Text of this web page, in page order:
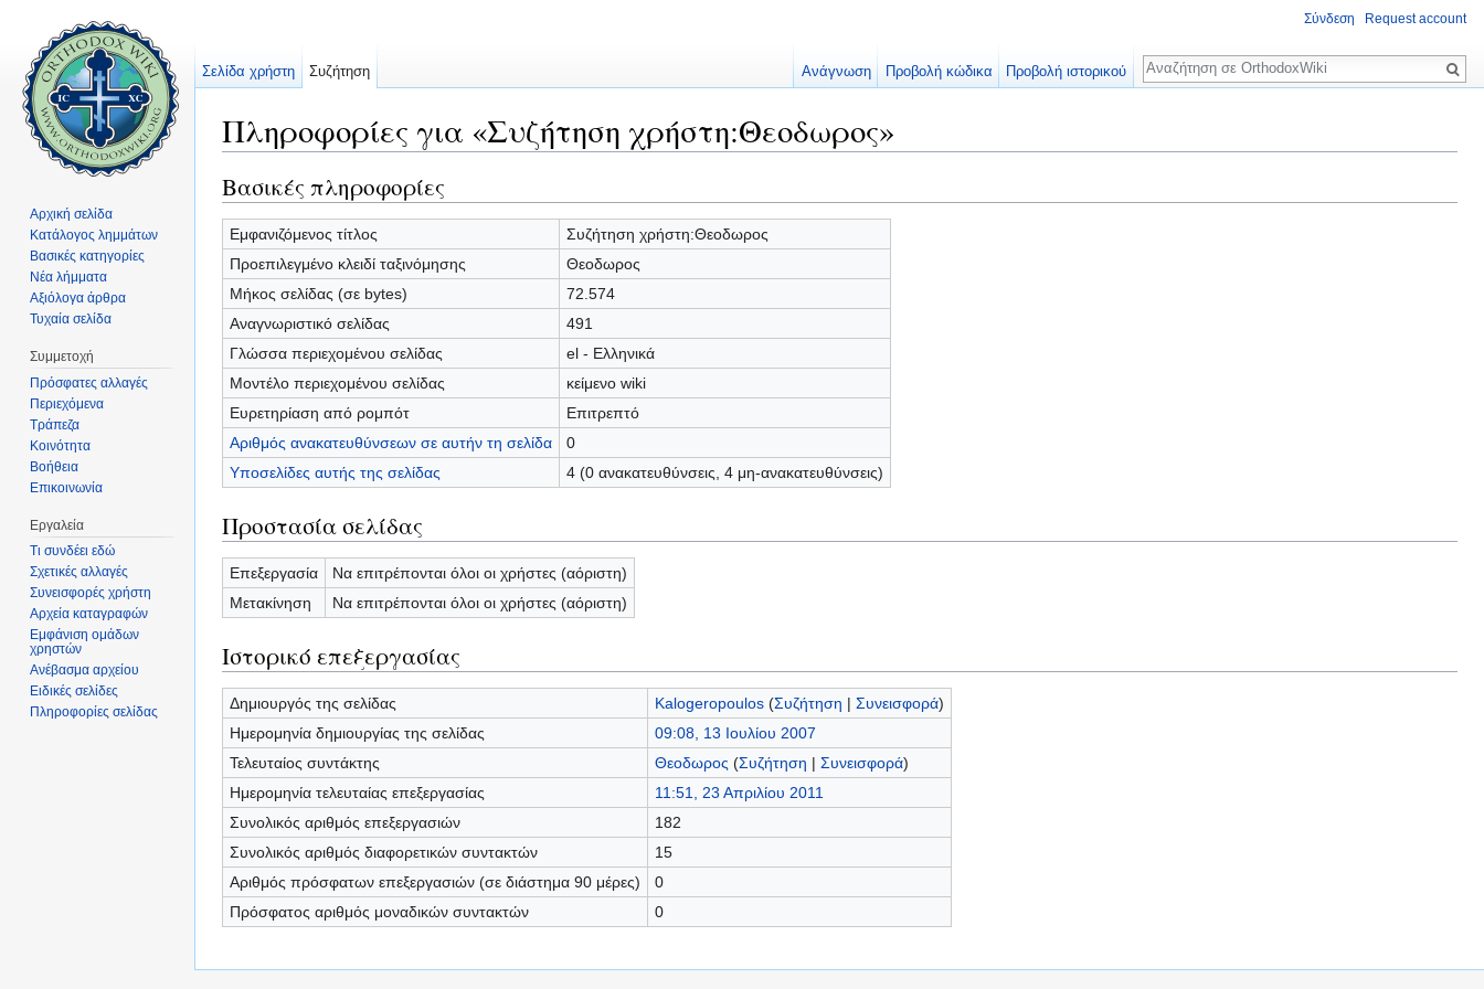
Πληροφορίες για «Συζήτηση χρήστη:Θεοδωρος»
Βασικές πληροφορίες
Εμφανιζόμενος τίτλος
Συζήτηση χρήστη:Θεοδωρος
Προεπιλεγμένο κλειδί ταξινόμησης
Θεοδωρος
Μήκος σελίδας (σε bytes)
72.574
Αναγνωριστικό σελίδας
491
Γλώσσα περιεχομένου σελίδας
el - Ελληνικά
Μοντέλο περιεχομένου σελίδας
κείμενο wiki
Ευρετηρίαση από ρομπότ
Επιτρεπτό
Αριθμός ανακατευθύνσεων σε αυτήν τη σελίδα
0
Υποσελίδες αυτής της σελίδας
4 (0 ανακατευθύνσεις, 4 μη-ανακατευθύνσεις)
Προστασία σελίδας
Επεξεργασία
Να επιτρέπονται όλοι οι χρήστες (αόριστη)
Μετακίνηση
Να επιτρέπονται όλοι οι χρήστες (αόριστη)
Ιστορικό επεξεργασίας
Δημιουργός της σελίδας Kalogeropoulos (Συζήτηση | Συνεισφορά)
Ημερομηνία δημιουργίας της σελίδας
09:08, 13 Ιουλίου 2007
Τελευταίος συντάκτης
Θεοδωρος (Συζήτηση | Συνεισφορά)
Ημερομηνία τελευταίας επεξεργασίας
11:51, 23 Απριλίου 2011
Συνολικός αριθμός επεξεργασιών
182
Συνολικός αριθμός διαφορετικών συντακτών
15
Αριθμός πρόσφατων επεξεργασιών (σε διάστημα 90 μέρες)
0
Πρόσφατος αριθμός μοναδικών συντακτών
0
Σύνδεση Request account
Σελίδα χρήστη Συζήτηση Ανάγνωση Προβολή κώδικα Προβολή ιστορικού
Αναζήτηση
Αρχική σελίδα
Κατάλογος λημμάτων
Βασικές κατηγορίες
Νέα λήμματα
Αξιόλογα άρθρα
Τυχαία σελίδα
Συμμετοχή
Πρόσφατες αλλαγές
Περιεχόμενα
Τράπεζα
Κοινότητα
Βοήθεια
Επικοινωνία
Εργαλεία
Τι συνδέει εδώ
Σχετικές αλλαγές
Συνεισφορές χρήστη
Αρχεία καταγραφών
Εμφάνιση ομάδων
χρηστών
Ανέβασμα αρχείου
Ειδικές σελίδες
Πληροφορίες σελίδας